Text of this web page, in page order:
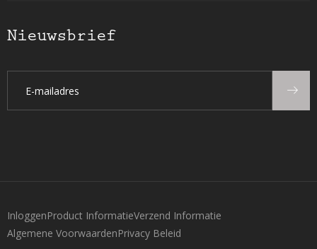
Nieuwsbrief
InloggenProduct InformatieVerzend Informatie
Algemene VoorwaardenPrivacy Beleid